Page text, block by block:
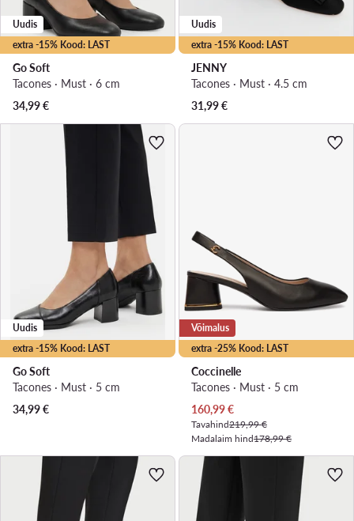
extra -15% Kood: LAST
Uudis
Go Soft
Tacones · Must · 6 cm
34,99€
extra -15% Kood: LAST
Uudis
JENNY
Tacones · Must · 4.5 cm
31,99€
extra -15% Kood: LAST
Uudis
Go Soft
Tacones · Must · 5 cm
34,99€
extra -25% Kood: LAST
Võimalus
Coccinelle
Tacones · Must · 5 cm
Praegune hind
160,99€
Tavahind219,99 €
Madalaim hind178,99 €